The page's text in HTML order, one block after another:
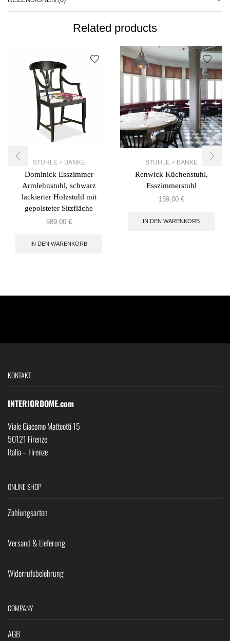
Related products
STÜHLE + BÄNKE
Dominick Esszimmer
Armlehnstuhl, schwarz
lackierter Holzstuhl mit
gepolsteter Sitzfläche
589,00 €
IN DEN WARENKORB
STÜHLE + BÄNKE
Renwick Küchenstuhl,
Esszimmerstuhl
159,00 €
IN DEN WARENKORB
KONTAKT
INTERIORDOME.com
Viale Giacomo Matteotti 15
50121 Firenze
Italia – Firenze
ONLINE SHOP
Zahlungsarten
Versand & Lieferung
Widerrufsbelehrung
COMPANY
AGB